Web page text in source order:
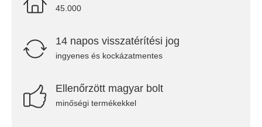
45.000
14 napos visszatérítési jog
ingyenes és kockázatmentes
Ellenőrzött magyar bolt
minőségi termékekkel